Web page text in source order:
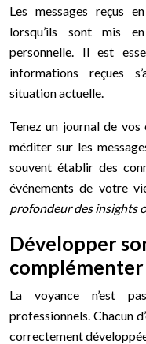
Les messages reçus
lorsqu’ils sont mis
personnelle. Il est
informations reçues
situation actuelle.
Tenez un journal de
méditer sur les
souvent établir des
événements de votre
profondeur des insights
Développer
complémenter
La voyance n’est
professionnels. Chacun
correctement